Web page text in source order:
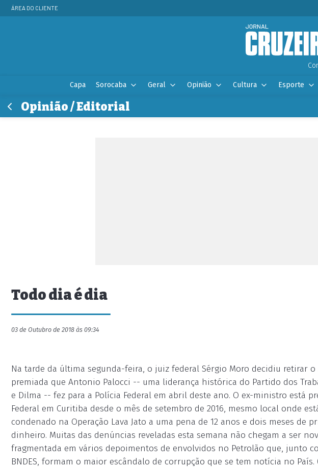
ÁREA DO CLIENTE
Capa Sorocaba Geral Opinião Cultura Esporte
Opinião / Editorial
Todo dia é dia
03 de Outubro de 2018 às 09:34
Na tarde da última segunda-feira, o juiz federal Sérgio Moro decidiu retirar
premiada que Antonio Palocci -- uma liderança histórica do Partido dos
e Dilma -- fez para a Polícia Federal em abril deste ano. O ex-ministro está
Federal em Curitiba desde o mês de setembro de 2016, mesmo local onde
condenado na Operação Lava Jato a uma pena de 12 anos e dois meses de
dinheiro. Muitas das denúncias reveladas esta semana não chegam a ser
fragmentada em vários depoimentos de envolvidos no Petrolão que, junto
BNDES, formam o maior escândalo de corrupção que se tem notícia no